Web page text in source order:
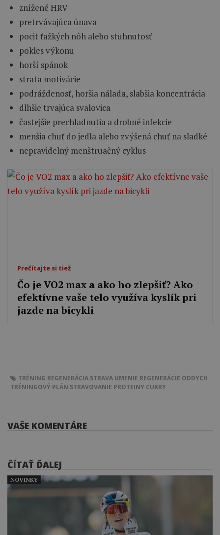
znížené HRV
pretrvávajúca únava
pocit ťažkých nôh alebo stuhnutosť
pokles výkonu
horší spánok
strata motivácie
podráždenosť, horšia nálada, slabšia koncentrácia
dlhšie trvajúca svalovica
častejšie prechladnutia a drobné infekcie
menšia chuť do jedla alebo zvýšená chuť na sladké
nepravidelný menštruačný cyklus
Prečítajte si tiež
Čo je VO2 max a ako ho zlepšiť? Ako
efektívne vaše telo využíva kyslík pri
jazde na bicykli
TRÉNING REGENERÁCIA STRAVA UMENIE REGENERÁCIE ODDYCH
TRÉNINGOVÝ PLÁN STRAVOVANIE PROTEINY CUKRY
VAŠE KOMENTÁRE
ČÍTAŤ ĎALEJ
NOVINKY